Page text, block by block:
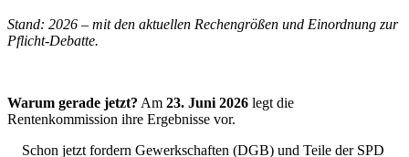
Stand: 2026 – mit den aktuellen Rechengrößen und Einordnung zur
Pflicht-Debatte.
Warum gerade jetzt? Am 23. Juni 2026 legt die
Rentenkommission ihre Ergebnisse vor.
Schon jetzt fordern Gewerkschaften (DGB) und Teile der SPD